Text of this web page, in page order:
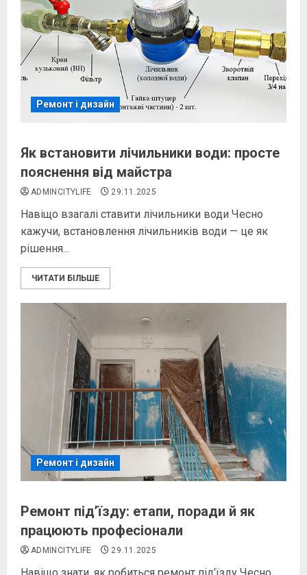
Ремонт і дизайн
Як встановити лічильники води: просте
пояснення від майстра
ADMINCITYLIFE 29.11.2025
Навіщо взагалі ставити лічильники води Чесно
кажучи, встановлення лічильників води — це як
рішення...
ЧИТАТИ БІЛЬШЕ
Ремонт і дизайн
Ремонт під’їзду: етапи, поради й як
працюють професіонали
ADMINCITYLIFE 29.11.2025